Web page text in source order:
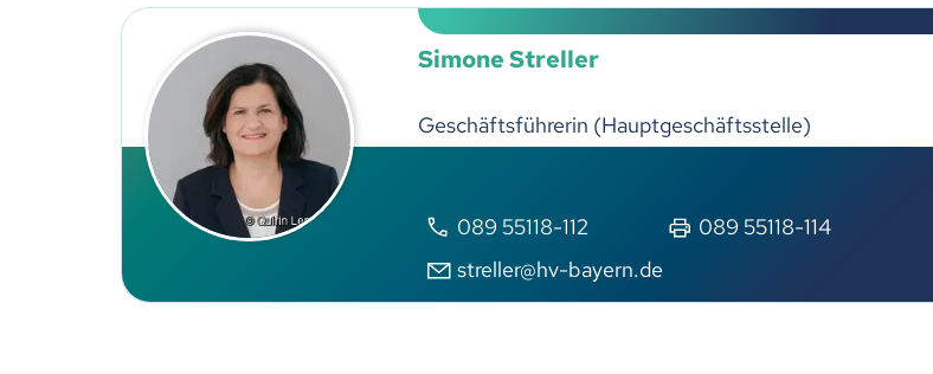
Simone Streller
Geschäftsführerin (Hauptgeschäftsstelle)
089 55118-112
089 55118-114
str ll r hv-b y rn d